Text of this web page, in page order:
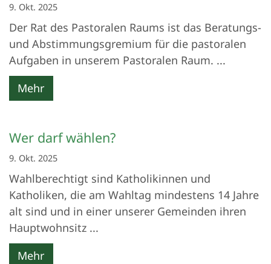
9. Okt. 2025
Der Rat des Pastoralen Raums ist das Beratungs-
und Abstimmungsgremium für die pastoralen
Aufgaben in unserem Pastoralen Raum. ...
Mehr
Wer darf wählen?
9. Okt. 2025
Wahlberechtigt sind Katholikinnen und
Katholiken, die am Wahltag mindestens 14 Jahre
alt sind und in einer unserer Gemeinden ihren
Hauptwohnsitz ...
Mehr